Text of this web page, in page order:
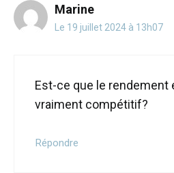
Marine
Le 19 juillet 2024 à 13h07
Est-ce que le rendement
vraiment compétitif?
Répondre